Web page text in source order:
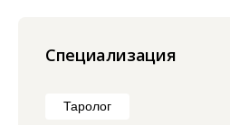
Специализация
Таролог